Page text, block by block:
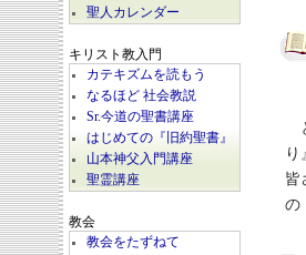
聖人カレンダー
キリスト教入門
カテキズムを読もう
なるほど 社会教説
Sr.今道の聖書講座
はじめての『旧約聖書』
山本神父入門講座
聖霊講座
教会
教会をたずねて
皆
の